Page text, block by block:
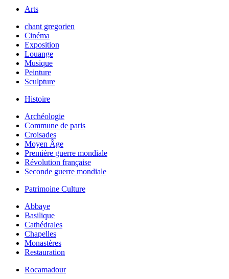
Arts
chant gregorien
Cinéma
Exposition
Louange
Musique
Peinture
Sculpture
Histoire
Archéologie
Commune de paris
Croisades
Moyen Âge
Première guerre mondiale
Révolution française
Seconde guerre mondiale
Patrimoine Culture
Abbaye
Basilique
Cathédrales
Chapelles
Monastères
Restauration
Rocamadour